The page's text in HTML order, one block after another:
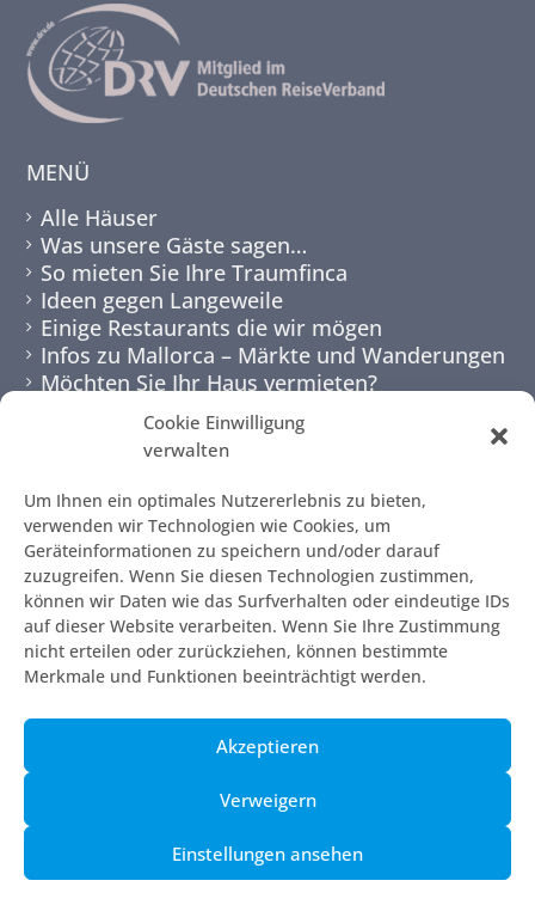
Cookie Einwilligung
verwalten
Um Ihnen ein optimales Nutzererlebnis zu bieten,
verwenden wir Technologien wie Cookies, um
Geräteinformationen zu speichern und/oder darauf
zuzugreifen. Wenn Sie diesen Technologien zustimmen,
können wir Daten wie das Surfverhalten oder eindeutige IDs
auf dieser Website verarbeiten. Wenn Sie Ihre Zustimmung
nicht erteilen oder zurückziehen, können bestimmte
Merkmale und Funktionen beeinträchtigt werden.
Akzeptieren
Verweigern
Einstellungen ansehen
MENÜ
Alle Häuser
Was unsere Gäste sagen…
So mieten Sie Ihre Traumfinca
Ideen gegen Langeweile
Einige Restaurants die wir mögen
Infos zu Mallorca – Märkte und Wanderungen
Möchten Sie Ihr Haus vermieten?
NEWSLETTER
© 2010 - 2026 | 7mallorca
AGB
Die Kontaktseite
Datenschutzerklärung